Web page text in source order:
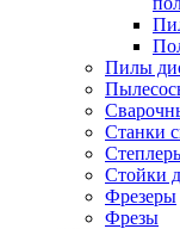
Пилы
Станки
Стойки
Фрезеры
Фрезы